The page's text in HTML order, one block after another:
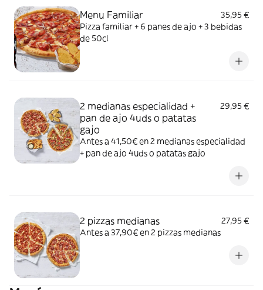
Menu Familiar
35,95 €
Pizza familiar + 6 panes de ajo + 3 bebidas
de 50cl
2 medianas especialidad +
pan de ajo 4uds o patatas
gajo
29,95 €
Antes a 41,50€ en 2 medianas especialidad
+ pan de ajo 4uds o patatas gajo
2 pizzas medianas
27,95 €
Antes a 37,90€ en 2 pizzas medianas